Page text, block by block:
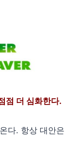
점 더 심화한다.
다. 항상 대안은